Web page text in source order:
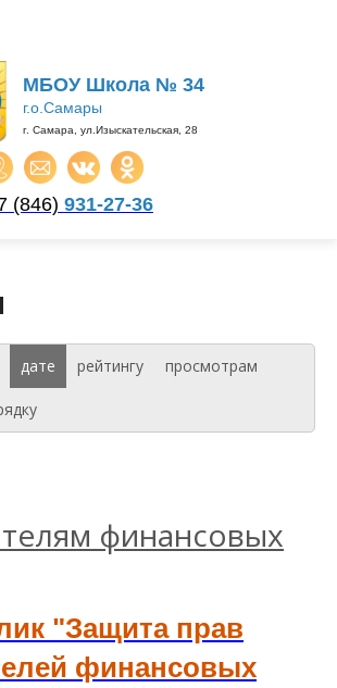
МБОУ Школа № 34
г.о.Самары
г. Самара, ул.Изыскательская, 28
(846) 931-27-36
дате рейтингу просмотрам
финансовых
"Защита прав
финансовых